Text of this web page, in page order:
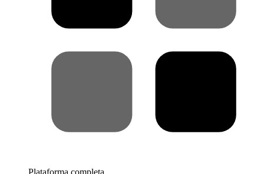
Plataforma completa